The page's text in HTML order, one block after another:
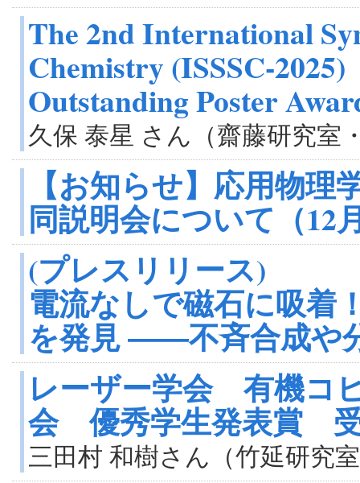
The 2nd International
Chemistry (ISSSC-
Outstanding Poster
久保 泰星 さん（齋藤研究室
【お知らせ】応用物
同説明会について（12
(プレスリリース)
電流なしで磁石に吸着
を発見 ――不斉合成や
レーザー学会 有機コ
会 優秀学生発表賞
三田村 和樹さん（竹延研究